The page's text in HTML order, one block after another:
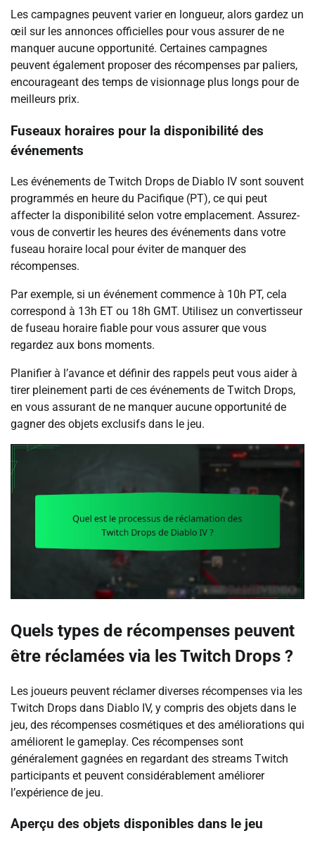
Les campagnes peuvent varier en longueur, alors gardez un
œil sur les annonces officielles pour vous assurer de ne
manquer aucune opportunité. Certaines campagnes
peuvent également proposer des récompenses par paliers,
encourageant des temps de visionnage plus longs pour de
meilleurs prix.
Fuseaux horaires pour la disponibilité des
événements
Les événements de Twitch Drops de Diablo IV sont souvent
programmés en heure du Pacifique (PT), ce qui peut
affecter la disponibilité selon votre emplacement. Assurez-
vous de convertir les heures des événements dans votre
fuseau horaire local pour éviter de manquer des
récompenses.
Par exemple, si un événement commence à 10h PT, cela
correspond à 13h ET ou 18h GMT. Utilisez un convertisseur
de fuseau horaire fiable pour vous assurer que vous
regardez aux bons moments.
Planifier à l’avance et définir des rappels peut vous aider à
tirer pleinement parti de ces événements de Twitch Drops,
en vous assurant de ne manquer aucune opportunité de
gagner des objets exclusifs dans le jeu.
Quels types de récompenses peuvent
être réclamées via les Twitch Drops ?
Les joueurs peuvent réclamer diverses récompenses via les
Twitch Drops dans Diablo IV, y compris des objets dans le
jeu, des récompenses cosmétiques et des améliorations qui
améliorent le gameplay. Ces récompenses sont
généralement gagnées en regardant des streams Twitch
participants et peuvent considérablement améliorer
l’expérience de jeu.
Aperçu des objets disponibles dans le jeu